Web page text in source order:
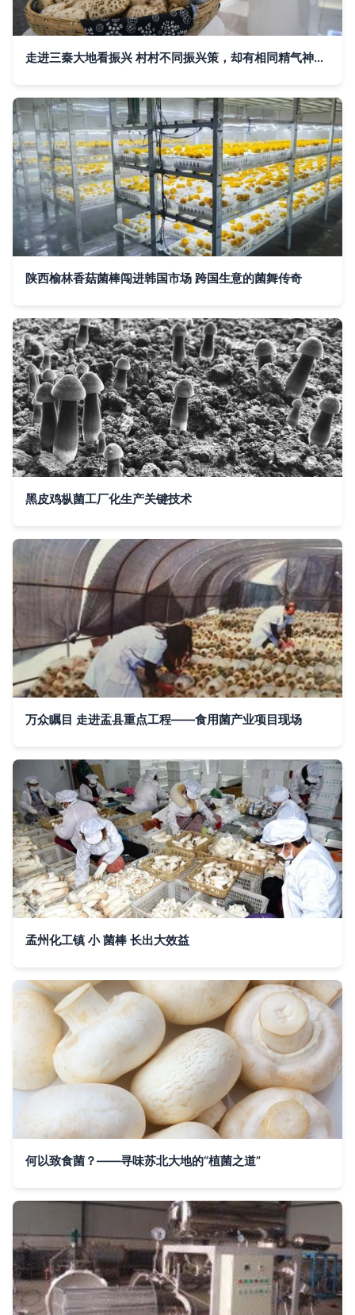
走进三秦大地看振兴 村村不同振兴策，却有相同精气神——以食用菌产业为例
陕西榆林香菇菌棒闯进韩国市场 跨国生意的菌舞传奇
黑皮鸡枞菌工厂化生产关键技术
万众瞩目 走进盂县重点工程——食用菌产业项目现场
孟州化工镇 小 菌棒 长出大效益
何以致食菌？——寻味苏北大地的“植菌之道”